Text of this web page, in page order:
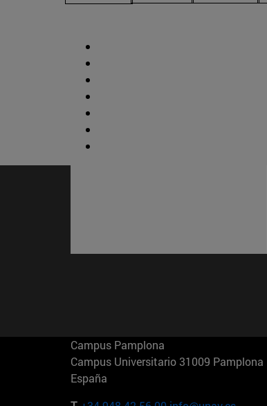
Campus Pamplona
Campus Universitario 31009 Pamplona
España